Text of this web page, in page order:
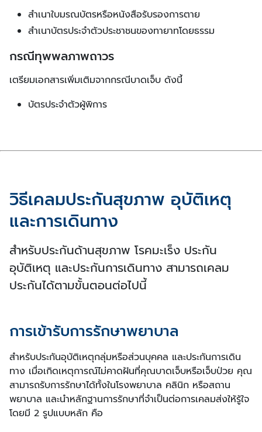
สำเนาใบมรณบัตรหรือหนังสือรับรองการตาย
สำเนาบัตรประจำตัวประชาชนของทายาทโดยธรรม
กรณีทุพพลภาพถาวร
เตรียมเอกสารเพิ่มเติมจากกรณีบาดเจ็บ ดังนี้
บัตรประจำตัวผู้พิการ
วิธีเคลมประกันสุขภาพ อุบัติเหตุ
และการเดินทาง
สำหรับประกันด้านสุขภาพ โรคมะเร็ง ประกัน
อุบัติเหตุ และประกันการเดินทาง สามารถเคลม
ประกันได้ตามขั้นตอนต่อไปนี้
การเข้ารับการรักษาพยาบาล
สำหรับประกันอุบัติเหตุกลุ่มหรือส่วนบุคคล และประกันการเดิน
ทาง เมื่อเกิดเหตุการณ์ไม่คาดฝันที่คุณบาดเจ็บหรือเจ็บป่วย คุณ
สามารถรับการรักษาได้ทั้งในโรงพยาบาล คลินิก หรือสถาน
พยาบาล และนำหลักฐานการรักษาที่จำเป็นต่อการเคลมส่งให้รู้ใจ
โดยมี 2 รูปแบบหลัก คือ